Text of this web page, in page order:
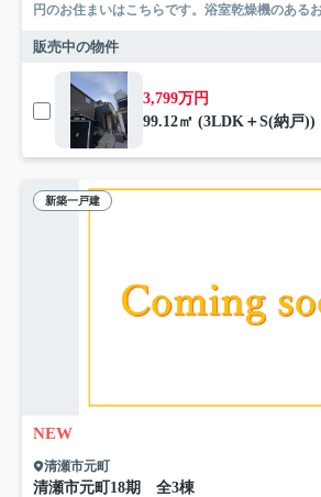
円のお住まいはこちらです。浴室乾燥機のある
販売中の物件
3,799万円
99.12㎡ (3LDK＋S(納戸))
新築一戸建
NEW
清瀬市元町
清瀬市元町18期 全3棟